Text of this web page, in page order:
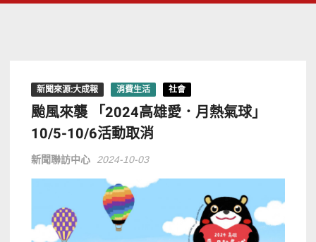
新聞來源:大成報 消費生活 社會
颱風來襲 「2024高雄愛．月熱氣球」
10/5-10/6活動取消
新聞聯訪中心 2024-10-03